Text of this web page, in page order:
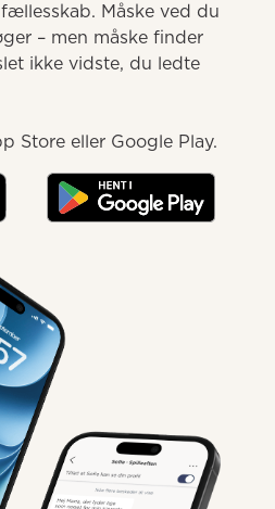
Måske ved du
– men måske finder
ikke vidste, du ledte
Store eller Google Play.